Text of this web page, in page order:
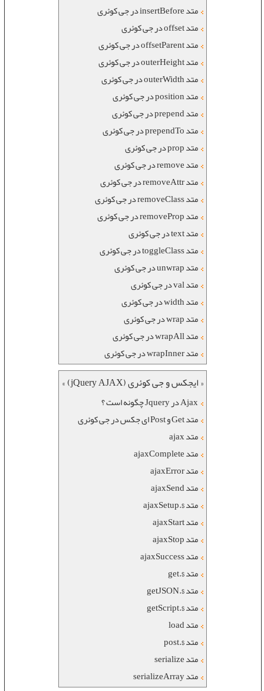
متد insertBefore در جی کوئری
متد offset در جی کوئری
متد offsetParent در جی کوئری
متد outerHeight در جی کوئری
متد outerWidth در جی کوئری
متد position در جی کوئری
متد prepend در جی کوئری
متد prependTo در جی کوئری
متد prop در جی کوئری
متد remove در جی کوئری
متد removeAttr در جی کوئری
متد removeClass در جی کوئری
متد removeProp در جی کوئری
متد text در جی کوئری
متد toggleClass در جی کوئری
متد unwrap در جی کوئری
متد val در جی کوئری
متد width در جی کوئری
متد wrap در جی کوئری
متد wrapAll در جی کوئری
متد wrapInner در جی کوئری
« ایجکس و جی کوئری (jQuery AJAX) »
Ajax در Jquery چگونه است ؟
متد Get و Post ای جکس در جی کوئری
متد ajax
متد ajaxComplete
متد ajaxError
متد ajaxSend
متد $.ajaxSetup
متد ajaxStart
متد ajaxStop
متد ajaxSuccess
متد $.get
متد $.getJSON
متد $.getScript
متد load
متد $.post
متد serialize
متد serializeArray